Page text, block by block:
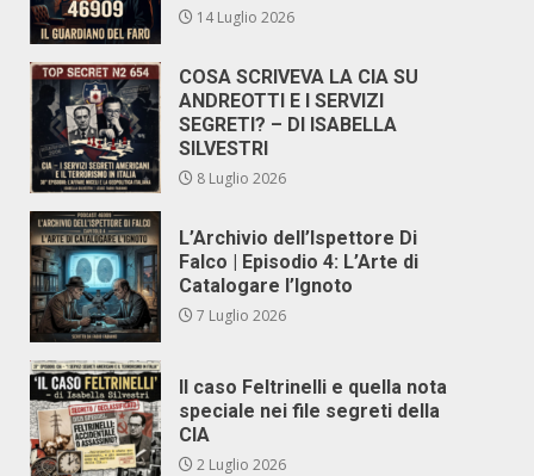
14 Luglio 2026
COSA SCRIVEVA LA CIA SU
ANDREOTTI E I SERVIZI
SEGRETI? – DI ISABELLA
SILVESTRI
8 Luglio 2026
L’Archivio dell’Ispettore Di
Falco | Episodio 4: L’Arte di
Catalogare l’Ignoto
7 Luglio 2026
Il caso Feltrinelli e quella nota
speciale nei file segreti della
CIA
2 Luglio 2026